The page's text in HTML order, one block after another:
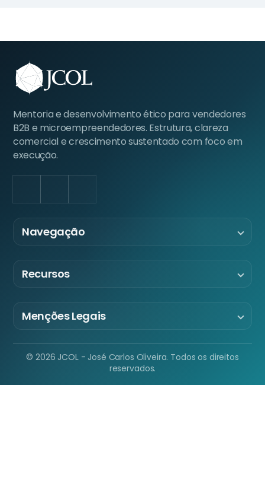
Mentoria e desenvolvimento ético para vendedores
B2B e microempreendedores. Estrutura, clareza
comercial e crescimento sustentado com foco em
execução.
Navegação
Recursos
Menções Legais
© 2026 JCOL - José Carlos Oliveira. Todos os direitos
reservados.